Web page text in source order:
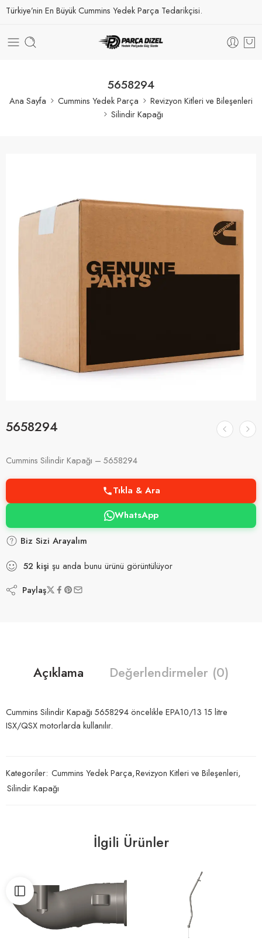
Türkiye’nin En Büyük Cummins Yedek Parça Tedarikçisi.
5658294
Ana Sayfa Cummins Yedek Parça
Revizyon Kitleri ve Bileşenleri
Silindir Kapağı
5658294
Cummins Silindir Kapağı – 5658294
Tıkla & Ara
WhatsApp
Biz Sizi Arayalım
52 kişi şu anda bunu ürünü görüntülüyor
Paylaş
Açıklama Değerlendirmeler (0)
Cummins Silindir Kapağı 5658294 öncelikle EPA10/13 15 litre
ISX/QSX motorlarda kullanılır.
Kategoriler: Cummins Yedek Parça,Revizyon Kitleri ve Bileşenleri,
Silindir Kapağı
İlgili Ürünler